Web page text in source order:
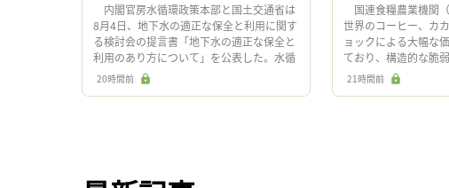
内閣官房水循環政策本部と国土交通省は
8月4日、地下水の適正な保全と利用に関す
る検討会の提言書「地下水の適正な保全と
利用のあり方について」を公表した。水循
環基本法の改正や、外国人による水源取得
への懸念を踏まえ、政策の在り […]
20時間前
国連食糧農業機関（
世界のコーヒー、カ
ョックによる大幅な
ており、構造的な脆
政策選択肢を提示し
市場における価格変
21時間前